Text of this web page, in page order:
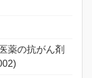
薬の抗がん剤